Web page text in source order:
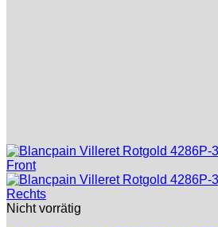
Nicht vorrätig